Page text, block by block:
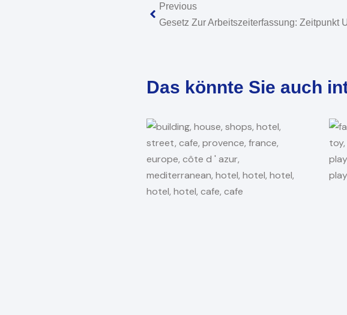
Previous
Gesetz Zur Arbeitszeiterfassung: Zeitpunkt
Das könnte Sie auch